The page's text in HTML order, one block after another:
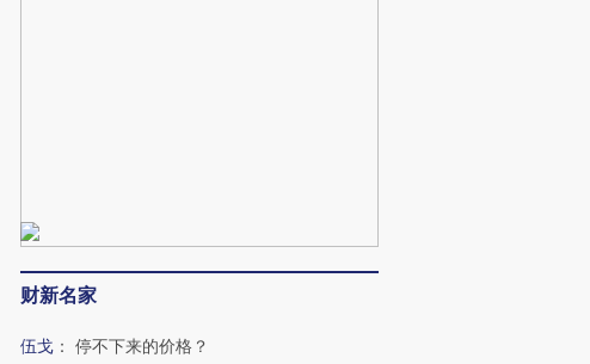
财新名家
伍戈 ： 停不下来的价格？